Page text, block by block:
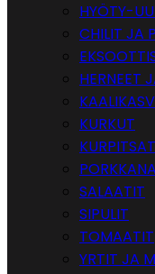
HYÖTY-
CHILIT JA
HERNEET
KURKUT
KURPITSAT
SALAATIT
SIPULIT
TOMAATIT
YRTIT JA